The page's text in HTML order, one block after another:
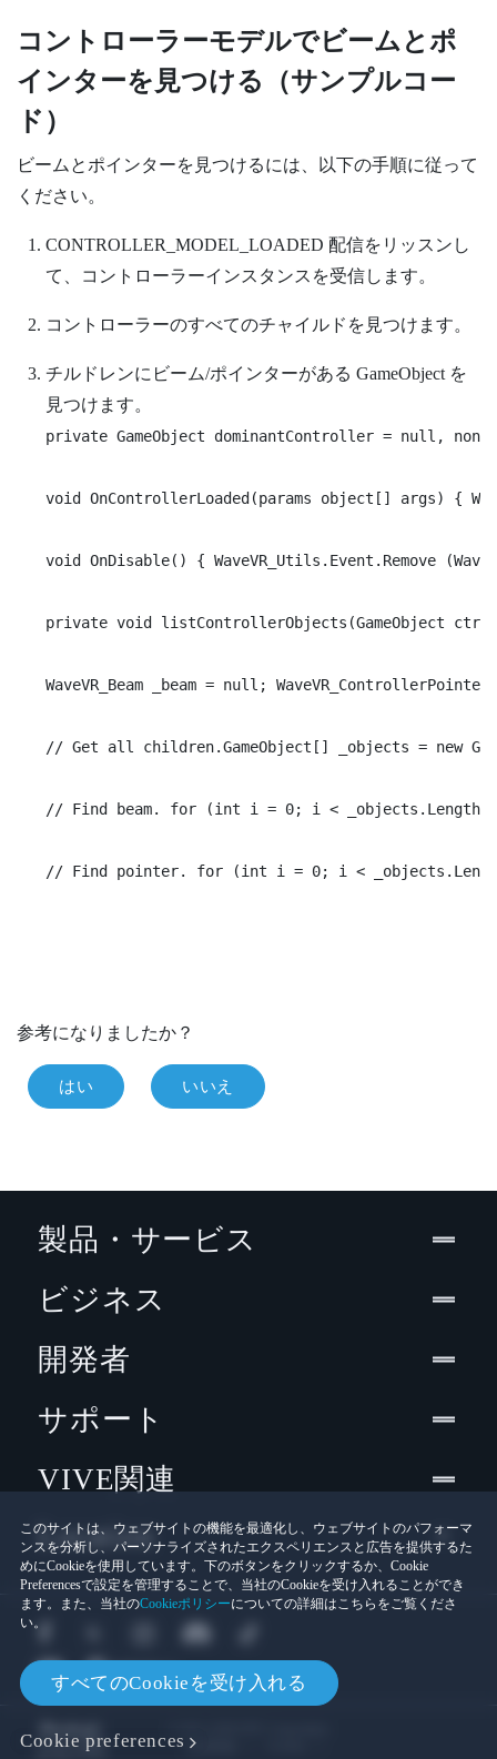
コントローラーモデルでビームとポ
インターを見つける（サンプルコー
ド）
ビームとポインターを見つけるには、以下の手順に従って
ください。
CONTROLLER_MODEL_LOADED 配信をリッスンし
て、コントローラーインスタンスを受信します。
コントローラーのすべてのチャイルドを見つけます。
チルドレンにビーム/ポインターがある GameObject を
見つけます。
private GameObject dominantController = null,
void OnControllerLoaded(params object[] args) {
void OnDisable() { WaveVR_Utils.Event.Remove
private void listControllerObjects(GameObject
WaveVR_Beam _beam = null;
// Get all children.GameObject[] _objects = new
// Find beam. for (int i = 0; i < _objects.Length;
// Find pointer. for (int i = 0; i <
参考になりましたか？
はい いいえ
このサイトは、ウェブサイトの機能を最適化し、ウェブサイトのパフォーマ
ンスを分析し、パーソナライズされたエクスペリエンスと広告を提供するた
めにCookieを使用しています。下のボタンをクリックするか、Cookie
Preferencesで設定を管理することで、当社のCookieを受け入れることができ
ます。また、当社のCookieポリシーについての詳細はこちらをご覧くださ
い。
すべてのCookieを受け入れる
Cookie preferences
製品・サービス
ビジネス
開発者
サポート
VIVE関連
Location
法的情報